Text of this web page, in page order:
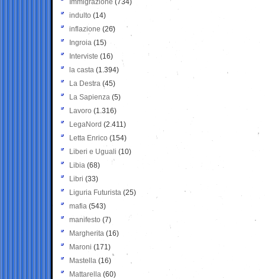
Immigrazione (734)
indulto (14)
inflazione (26)
Ingroia (15)
Interviste (16)
la casta (1.394)
La Destra (45)
La Sapienza (5)
Lavoro (1.316)
LegaNord (2.411)
Letta Enrico (154)
Liberi e Uguali (10)
Libia (68)
Libri (33)
Liguria Futurista (25)
mafia (543)
manifesto (7)
Margherita (16)
Maroni (171)
Mastella (16)
Mattarella (60)